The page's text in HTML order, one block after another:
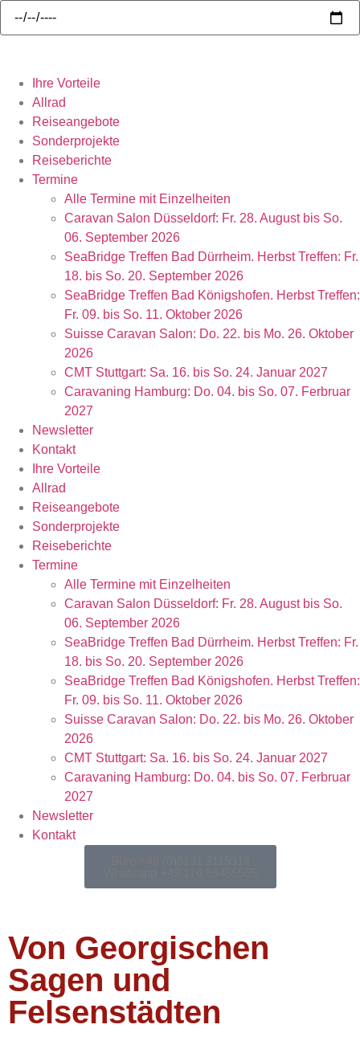
Ihre Vorteile
Allrad
Reiseangebote
Sonderprojekte
Reiseberichte
Termine
Alle Termine mit Einzelheiten
Caravan Salon Düsseldorf: Fr. 28. August bis So.
06. September 2026
SeaBridge Treffen Bad Dürrheim. Herbst Treffen: Fr.
18. bis So. 20. September 2026
SeaBridge Treffen Bad Königshofen. Herbst Treffen:
Fr. 09. bis So. 11. Oktober 2026
Suisse Caravan Salon: Do. 22. bis Mo. 26. Oktober
2026
CMT Stuttgart: Sa. 16. bis So. 24. Januar 2027
Caravaning Hamburg: Do. 04. bis So. 07. Ferbruar
2027
Newsletter
Kontakt
Ihre Vorteile
Allrad
Reiseangebote
Sonderprojekte
Reiseberichte
Termine
Alle Termine mit Einzelheiten
Caravan Salon Düsseldorf: Fr. 28. August bis So.
06. September 2026
SeaBridge Treffen Bad Dürrheim. Herbst Treffen: Fr.
18. bis So. 20. September 2026
SeaBridge Treffen Bad Königshofen. Herbst Treffen:
Fr. 09. bis So. 11. Oktober 2026
Suisse Caravan Salon: Do. 22. bis Mo. 26. Oktober
2026
CMT Stuttgart: Sa. 16. bis So. 24. Januar 2027
Caravaning Hamburg: Do. 04. bis So. 07. Ferbruar
2027
Newsletter
Kontakt
Von Georgischen
Sagen und
Felsenstädten